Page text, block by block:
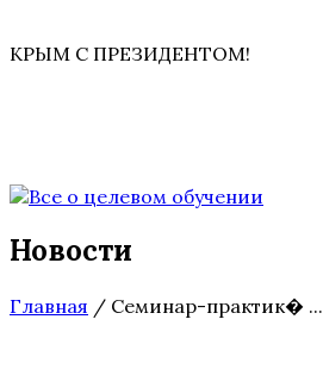
КРЫМ С ПРЕЗИДЕНТОМ!
Новости
Главная / Семинар-практик� ...